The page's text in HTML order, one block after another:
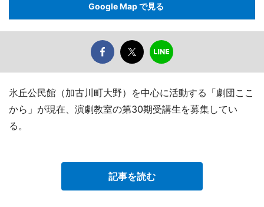
Google Map で見る
氷丘公民館（加古川町大野）を中心に活動する「劇団ここ
から」が現在、演劇教室の第30期受講生を募集してい
る。
記事を読む